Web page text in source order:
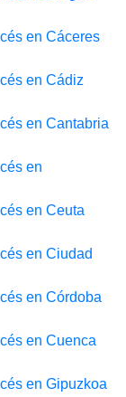
en Cáceres
en Cádiz
en Cantabria
en
en Ceuta
en Ciudad
en Córdoba
en Cuenca
en Gipuzkoa